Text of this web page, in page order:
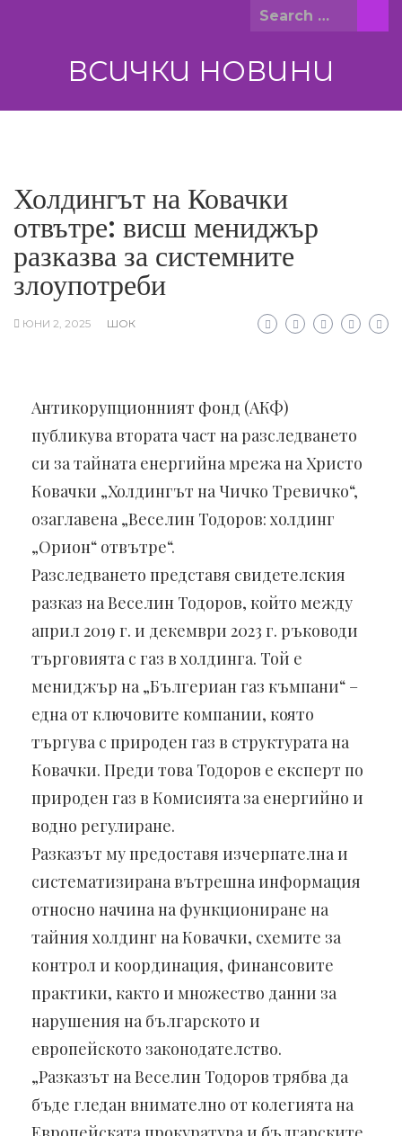
Search
ВСИЧКИ НОВИНИ
Холдингът на Ковачки
отвътре: висш мениджър
разказва за системните
злоупотреби
ЮНИ 2, 2025 ШОК
Антикорупционният фонд (АКФ)
публикува втората част на разследването
си за тайната енергийна мрежа на Христо
Ковачки „Холдингът на Чичко Тревичко“,
озаглавена „Веселин Тодоров: холдинг
„Орион“ отвътре“.
Разследването представя свидетелския
разказ на Веселин Тодоров, който между
април 2019 г. и декември 2023 г. ръководи
търговията с газ в холдинга. Той е
мениджър на „Бългериан газ къмпани“ –
една от ключовите компании, която
търгува с природен газ в структурата на
Ковачки. Преди това Тодоров е експерт по
природен газ в Комисията за енергийно и
водно регулиране.
Разказът му предоставя изчерпателна и
систематизирана вътрешна информация
относно начина на функциониране на
тайния холдинг на Ковачки, схемите за
контрол и координация, финансовите
практики, както и множество данни за
нарушения на българското и
европейското законодателство.
„Разказът на Веселин Тодоров трябва да
бъде гледан внимателно от колегията на